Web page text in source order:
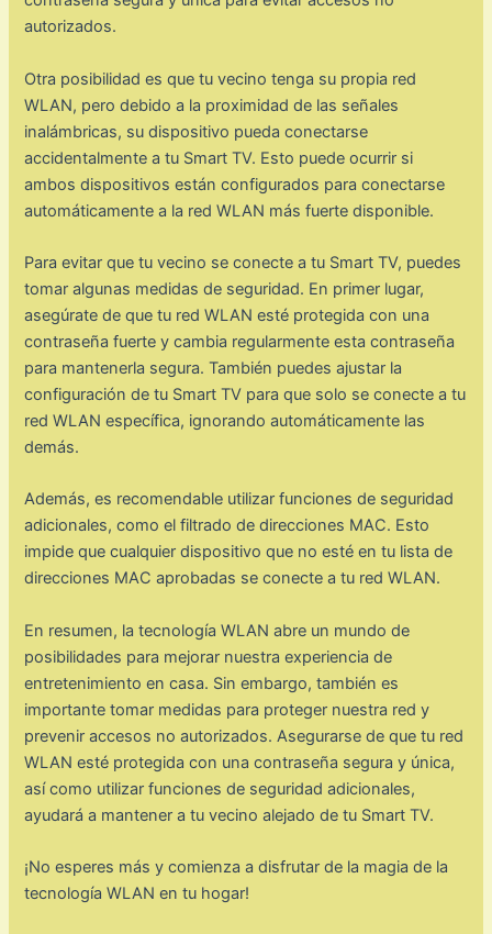
autorizados.
Otra posibilidad es que tu vecino tenga su propia red
WLAN, pero debido a la proximidad de las señales
inalámbricas, su dispositivo pueda conectarse
accidentalmente a tu Smart TV. Esto puede ocurrir si
ambos dispositivos están configurados para conectarse
automáticamente a la red WLAN más fuerte disponible.
Para evitar que tu vecino se conecte a tu Smart TV, puedes
tomar algunas medidas de seguridad. En primer lugar,
asegúrate de que tu red WLAN esté protegida con una
contraseña fuerte y cambia regularmente esta contraseña
para mantenerla segura. También puedes ajustar la
configuración de tu Smart TV para que solo se conecte a tu
red WLAN específica, ignorando automáticamente las
demás.
Además, es recomendable utilizar funciones de seguridad
adicionales, como el filtrado de direcciones MAC. Esto
impide que cualquier dispositivo que no esté en tu lista de
direcciones MAC aprobadas se conecte a tu red WLAN.
En resumen, la tecnología WLAN abre un mundo de
posibilidades para mejorar nuestra experiencia de
entretenimiento en casa. Sin embargo, también es
importante tomar medidas para proteger nuestra red y
prevenir accesos no autorizados. Asegurarse de que tu red
WLAN esté protegida con una contraseña segura y única,
así como utilizar funciones de seguridad adicionales,
ayudará a mantener a tu vecino alejado de tu Smart TV.
¡No esperes más y comienza a disfrutar de la magia de la
tecnología WLAN en tu hogar!